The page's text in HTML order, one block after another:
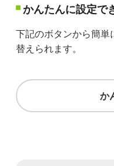
かんたんに設定で
下記のボタンから簡単
替えられます。
か